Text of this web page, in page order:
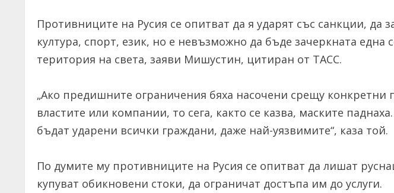
Противниците на Русия се опитват да я ударят със санкции, да
култура, спорт, език, но е невъзможно да бъде зачеркната една
територия на света, заяви Мишустин, цитиран от ТАСС.
„Ако предишните ограничения бяха насочени срещу конкретни
властите или компании, то сега, както се казва, маските
бъдат ударени всички граждани, даже най-уязвимите“, каза той.
По думите му противниците на Русия се опитват да лишат
купуват обикновени стоки, да ограничат достъпа им до услуги.